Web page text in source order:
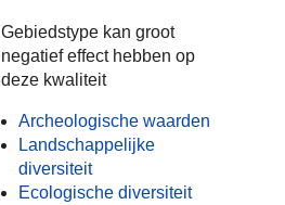
Gebiedstype kan groot
negatief effect hebben op
deze kwaliteit
Archeologische waarden
Landschappelijke
diversiteit
Ecologische diversiteit